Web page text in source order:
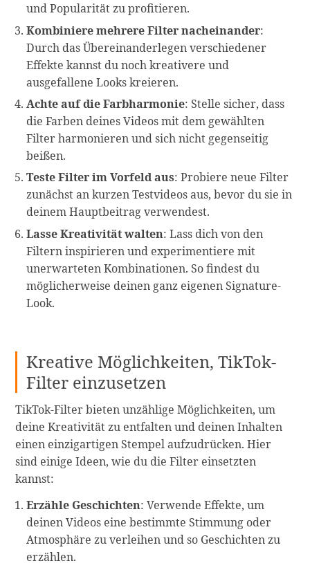
und Popularität zu profitieren.
Kombiniere mehrere Filter nacheinander:
Durch das Übereinanderlegen verschiedener
Effekte kannst du noch kreativere und
ausgefallene Looks kreieren.
Achte auf die Farbharmonie: Stelle sicher, dass
die Farben deines Videos mit dem gewählten
Filter harmonieren und sich nicht gegenseitig
beißen.
Teste Filter im Vorfeld aus: Probiere neue Filter
zunächst an kurzen Testvideos aus, bevor du sie in
deinem Hauptbeitrag verwendest.
Lasse Kreativität walten: Lass dich von den
Filtern inspirieren und experimentiere mit
unerwarteten Kombinationen. So findest du
möglicherweise deinen ganz eigenen Signature-
Look.
Kreative Möglichkeiten, TikTok-
Filter einzusetzen
TikTok-Filter bieten unzählige Möglichkeiten, um
deine Kreativität zu entfalten und deinen Inhalten
einen einzigartigen Stempel aufzudrücken. Hier
sind einige Ideen, wie du die Filter einsetzten
kannst:
Erzähle Geschichten: Verwende Effekte, um
deinen Videos eine bestimmte Stimmung oder
Atmosphäre zu verleihen und so Geschichten zu
erzählen.